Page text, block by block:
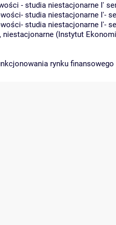
- studia niestacjonarne I'
studia niestacjonarne I'-
studia niestacjonarne I'-
niestacjonarne (Instytut
rynku finansowego